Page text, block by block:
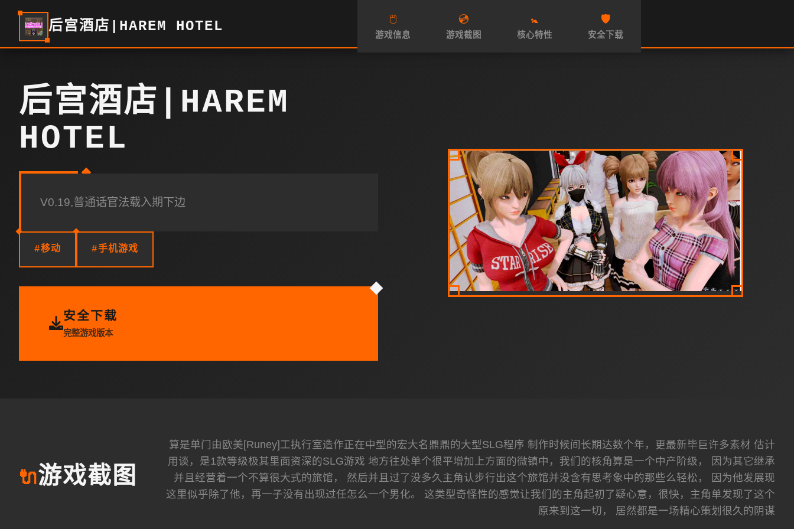
后宫酒店|HAREM HOTEL 🖱️
游戏信息
💿
游戏截图
🚼
核心特性
🛡️
安全下载
后宫酒店|HAREM
HOTEL
V0.19,普通话官法载入期下边
#移动 #手机游戏
安全下载
完整游戏版本
🔌游戏截图
算是单门由欧美[Runey]工执行室造作正在中型的宏大名鼎鼎的大型SLG程序 制作时候间长期达数个年，更最新毕巨许多素材 估计
用谈，是1款等级极其里面资深的SLG游戏 地方往处单个很平增加上方面的微镇中，我们的核角算是一个中产阶级， 因为其它继承
并且经营着一个不算很大式的旅馆， 然后并且过了没多久主角认步行出这个旅馆并没含有思考象中的那些么轻松， 因为他发展现
这里似乎除了他，再一子没有出现过任怎么一个男化。 这类型奇怪性的感觉让我们的主角起初了疑心意，很快，主角单发现了这个
原来到这一切， 居然都是一场精心策划很久的阴谋